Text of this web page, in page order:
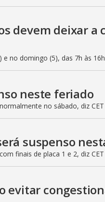
devem deixar a
e no domingo (5), das 7h às 16h
neste feriado
no sábado, diz CET
suspenso
finais de placa 1 e 2, diz CET
evitar